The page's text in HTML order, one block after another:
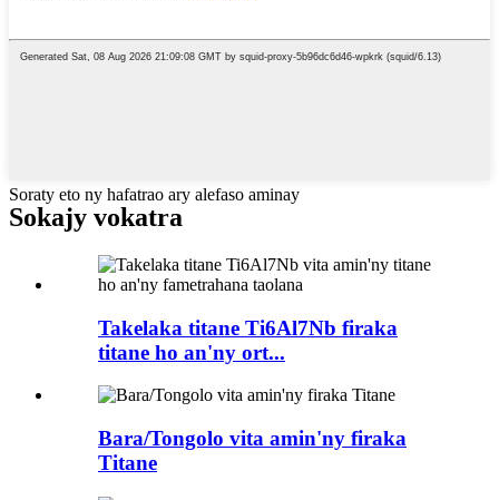
Soraty eto ny hafatrao ary alefaso aminay
Sokajy vokatra
Takelaka titane Ti6Al7Nb firaka
titane ho an'ny ort...
Bara/Tongolo vita amin'ny firaka
Titane